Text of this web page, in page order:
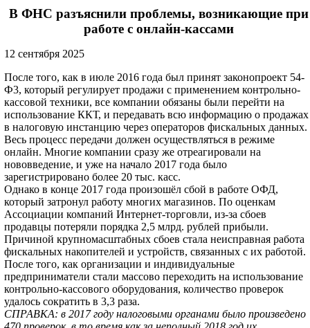
В ФНС разъяснили проблемы, возникающие при
работе с онлайн-кассами
12 сентября 2025
После того, как в июле 2016 года был принят законопроект 54-
Ф3, который регулирует продажи с применением контрольно-
кассовой техники, все компании обязаны были перейти на
использование ККТ, и передавать всю информацию о продажах
в налоговую инстанцию через операторов фискальных данных.
Весь процесс передачи должен осуществляться в режиме
онлайн. Многие компании сразу же отреагировали на
нововведение, и уже на начало 2017 года было
зарегистрировано более 20 тыс. касс.
Однако в конце 2017 года произошёл сбой в работе ОФД,
который затронул работу многих магазинов. По оценкам
Ассоциации компаний Интернет-торговли, из-за сбоев
продавцы потеряли порядка 2,5 млрд. рублей прибыли.
Причиной крупномасштабных сбоев стала неисправная работа
фискальных накопителей и устройств, связанных с их работой.
После того, как организации и индивидуальные
предприниматели стали массово переходить на использование
контрольно-кассового оборудования, количество проверок
удалось сократить в 3,3 раза.
СПРАВКА: в 2017 году налоговыми органами было произведено